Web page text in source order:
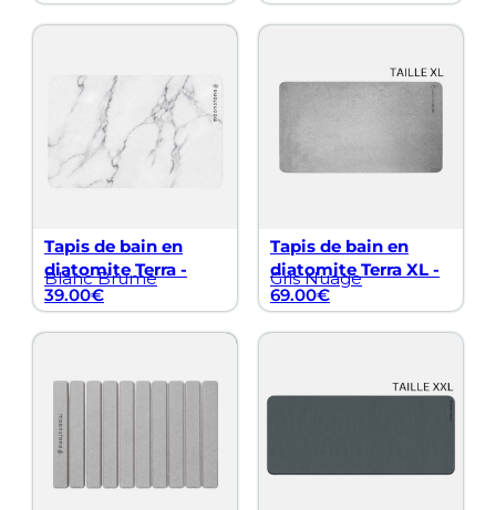
Tapis de bain en
diatomite Terra -
Blanc Brume
39.00€
Tapis de bain en
diatomite Terra XL -
Gris Nuage
69.00€